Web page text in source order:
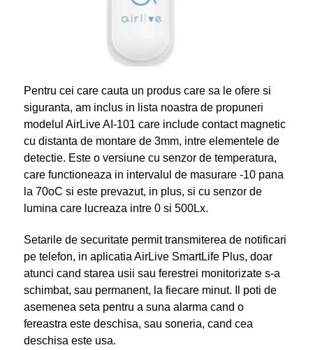
Pentru cei care cauta un produs care sa le ofere si
siguranta, am inclus in lista noastra de propuneri
modelul AirLive AI-101 care include contact magnetic
cu distanta de montare de 3mm, intre elementele de
detectie. Este o versiune cu senzor de temperatura,
care functioneaza in intervalul de masurare -10 pana
la 70oC si este prevazut, in plus, si cu senzor de
lumina care lucreaza intre 0 si 500Lx.
Setarile de securitate permit transmiterea de notificari
pe telefon, in aplicatia AirLive SmartLife Plus, doar
atunci cand starea usii sau ferestrei monitorizate s-a
schimbat, sau permanent, la fiecare minut. Il poti de
asemenea seta pentru a suna alarma cand o
fereastra este deschisa, sau soneria, cand cea
deschisa este usa.